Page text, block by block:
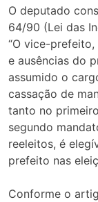
O deputado
64/90 (Lei das
“O vice-
e ausências do
assumido o
cassação de
tanto no
segundo
reeleitos, é
prefeito nas
Conforme o